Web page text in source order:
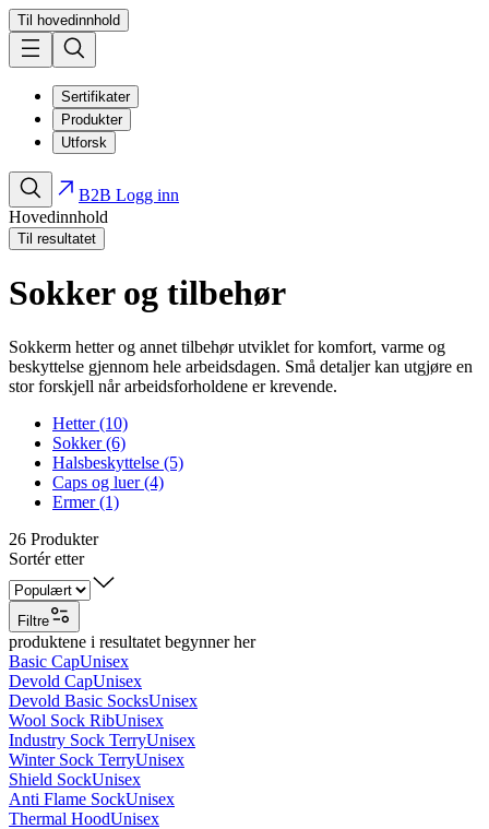
Til hovedinnhold
Sertifikater
Produkter
Utforsk
B2B Logg inn
Hovedinnhold
Til resultatet
Sokker og tilbehør
Sokkerm hetter og annet tilbehør utviklet for komfort, varme og
beskyttelse gjennom hele arbeidsdagen. Små detaljer kan utgjøre en
stor forskjell når arbeidsforholdene er krevende.
Hetter (10)
Sokker (6)
Halsbeskyttelse (5)
Caps og luer (4)
Ermer (1)
26 Produkter
Sortér etter
Filtre
produktene i resultatet begynner her
Basic CapUnisex
Devold CapUnisex
Devold Basic SocksUnisex
Wool Sock RibUnisex
Industry Sock TerryUnisex
Winter Sock TerryUnisex
Shield SockUnisex
Anti Flame SockUnisex
Thermal HoodUnisex